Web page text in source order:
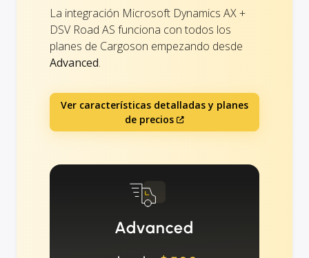
La integración Microsoft Dynamics AX +
DSV Road AS funciona con todos los
planes de Cargoson empezando desde
Advanced.
Ver características detalladas y planes
de precios
Advanced